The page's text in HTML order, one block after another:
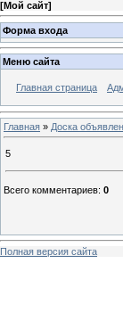
[Мой сайт]
Форма входа
Меню сайта
Главная страница
Главная » Доска
5
Всего комментариев: 0
Полная версия сайта